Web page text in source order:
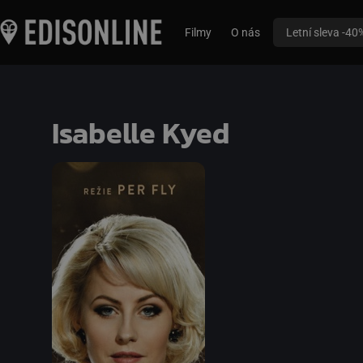
Filmy O nás Letní sleva -
Isabelle Kyed